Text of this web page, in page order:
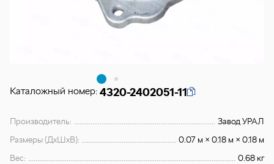
Каталожный номер: 4320-2402051-11
Производитель:
Завод УРАЛ
Размеры (ДхШхВ):
0.07 м × 0.18 м × 0.18 м
Вес:
0.68 кг